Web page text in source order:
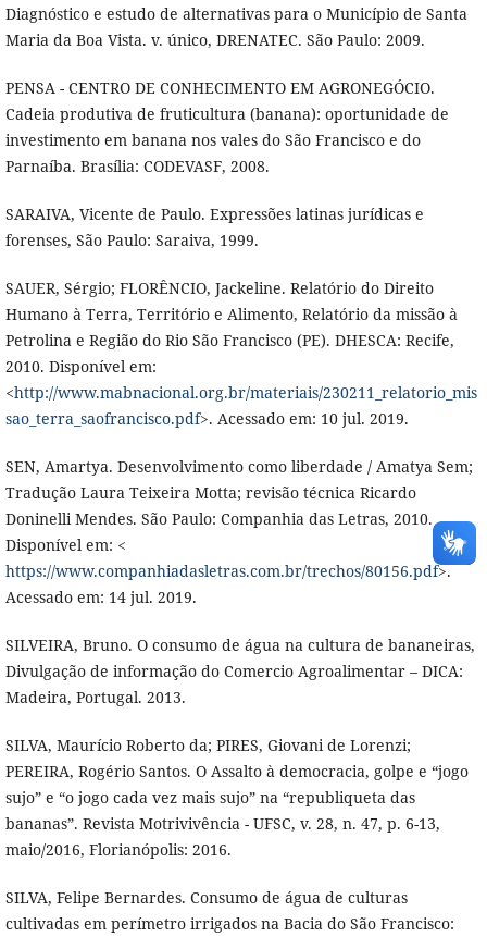
Diagnóstico e estudo de alternativas para o Município de Santa
Maria da Boa Vista. v. único, DRENATEC. São Paulo: 2009.
PENSA - CENTRO DE CONHECIMENTO EM AGRONEGÓCIO.
Cadeia produtiva de fruticultura (banana): oportunidade de
investimento em banana nos vales do São Francisco e do
Parnaíba. Brasília: CODEVASF, 2008.
SARAIVA, Vicente de Paulo. Expressões latinas jurídicas e
forenses, São Paulo: Saraiva, 1999.
SAUER, Sérgio; FLORÊNCIO, Jackeline. Relatório do Direito
Humano à Terra, Território e Alimento, Relatório da missão à
Petrolina e Região do Rio São Francisco (PE). DHESCA: Recife,
2010. Disponível em:
<http://www.mabnacional.org.br/materiais/230211_relatorio_mis
sao_terra_saofrancisco.pdf>. Acessado em: 10 jul. 2019.
SEN, Amartya. Desenvolvimento como liberdade / Amatya Sem;
Tradução Laura Teixeira Motta; revisão técnica Ricardo
Doninelli Mendes. São Paulo: Companhia das Letras, 2010.
Disponível em: <
https://www.companhiadasletras.com.br/trechos/80156.pdf>.
Acessado em: 14 jul. 2019.
SILVEIRA, Bruno. O consumo de água na cultura de bananeiras,
Divulgação de informação do Comercio Agroalimentar – DICA:
Madeira, Portugal. 2013.
SILVA, Maurício Roberto da; PIRES, Giovani de Lorenzi;
PEREIRA, Rogério Santos. O Assalto à democracia, golpe e “jogo
sujo” e “o jogo cada vez mais sujo” na “republiqueta das
bananas”. Revista Motrivivência - UFSC, v. 28, n. 47, p. 6-13,
maio/2016, Florianópolis: 2016.
SILVA, Felipe Bernardes. Consumo de água de culturas
cultivadas em perímetro irrigados na Bacia do São Francisco: